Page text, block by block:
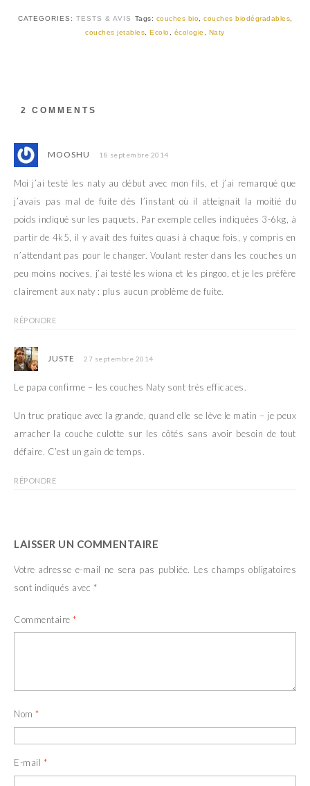
CATEGORIES: TESTS & AVIS Tags: couches bio couches biodégradables
couches jetables ,Ecolo écologie Naty
2 COMMENTS
MOOSHU 18 septembre 2014
Moi j’ai testé les naty au début avec mon fils, et j’ai remarqué que
j’avais pas mal de fuite dès l’instant où il atteignait la moitié du
poids indiqué sur les paquets. Par exemple celles indiquées 3-6kg, à
partir de 4k5, il y avait des fuites quasi à chaque fois, y compris en
n’attendant pas pour le changer. Voulant rester dans les couches un
peu moins nocives, j’ai testé les wiona et les pingoo, et je les préfère
clairement aux naty : plus aucun problème de fuite.
RÉPONDRE
JUSTE 27 septembre 2014
Le papa confirme – les couches Naty sont très efficaces.
Un truc pratique avec la grande, quand elle se lève le matin – je peux
arracher la couche culotte sur les côtés sans avoir besoin de tout
défaire. C’est un gain de temps.
RÉPONDRE
LAISSER UN COMMENTAIRE
Votre adresse e-mail ne sera pas publiée. Les champs obligatoires
sont indiqués avec *
Commentaire *
Nom *
E-mail *